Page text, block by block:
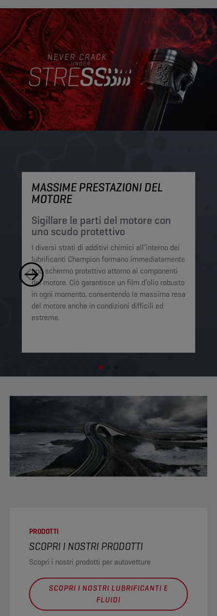
MASSIME PRESTAZIONI DEL
MOTORE
Sigillare le parti del motore con
uno scudo protettivo
I diversi strati di additivi chimici all’interno dei
lubrificanti Champion formano immediatamente
uno schermo protettivo attorno ai componenti
del motore. Ciò garantisce un film d’olio robusto
in ogni momento, consentendo la massima resa
del motore anche in condizioni difficili ed
estreme. ​​
PRODOTTI
SCOPRI I NOSTRI PRODOTTI
Scopri i nostri prodotti per autovetture
SCOPRI I NOSTRI LUBRIFICANTI E
FLUIDI